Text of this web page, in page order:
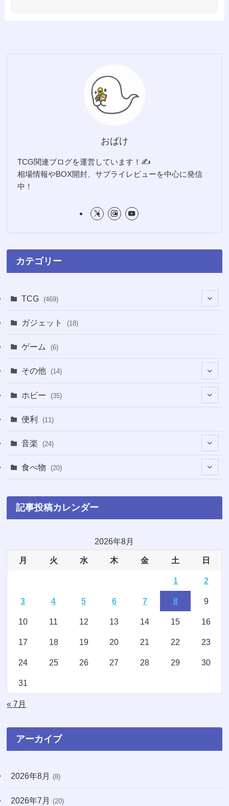
おばけ
TCG関連ブログを運営しています！✍️
相場情報やBOX開封、サプライレビューを中心に発信
中！
カテゴリー
TCG (469)
(16)
(1)
(3)
(12)
(4)
(7)
(22)
(1)
(5)
(2)
(11)
(8)
(5)
(10)
(3)
(20)
ガジェット (18)
ゲーム (6)
その他 (14)
(1)
ホビー (35)
便利 (11)
音楽 (24)
(18)
食べ物 (20)
(6)
記事投稿カレンダー
2026年8月
月 火 水 木 金 土 日
1 2
3 4 5 6 7 8 9
10 11 12 13 14 15 16
17 18 19 20 21 22 23
24 25 26 27 28 29 30
31
« 7月
アーカイブ
2026年8月 (8)
2026年7月 (20)